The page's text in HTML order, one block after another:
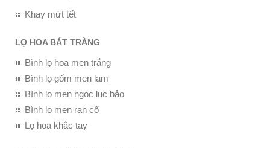
Khay mứt tết
LỌ HOA BÁT TRÀNG
Bình lọ hoa men trắng
Bình lọ gốm men lam
Bình lọ men ngọc lục bảo
Bình lọ men rạn cổ
Lọ hoa khắc tay